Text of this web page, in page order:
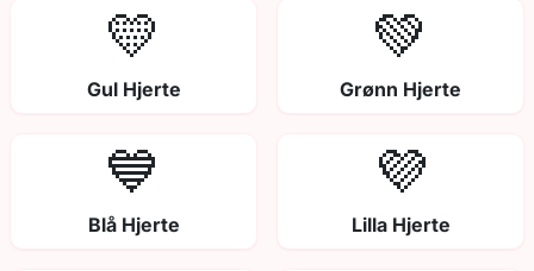
💛
Gul Hjerte
💚
Grønn Hjerte
💙
Blå Hjerte
💜
Lilla Hjerte